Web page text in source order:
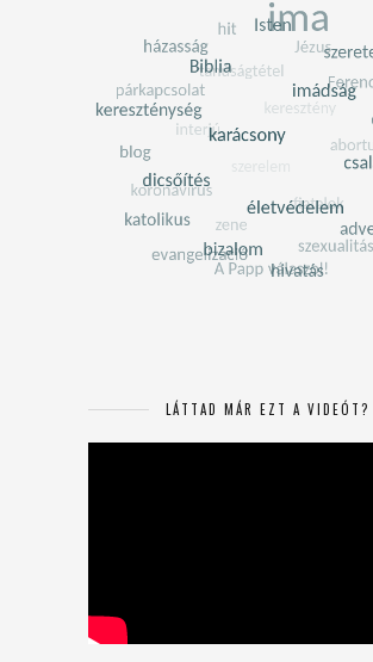
LÁTTAD MÁR EZT A VIDEÓT?